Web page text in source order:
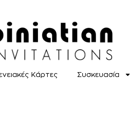
Κάρτες Συσκευασία